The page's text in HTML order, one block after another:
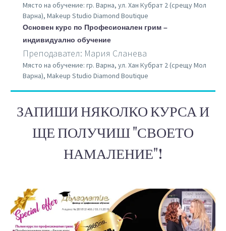
Място на обучение: гр. Варна, ул. Хан Кубрат 2 (срещу Мол
Варна), Makeup Studio Diamond Boutique
Основен курс по Професионален грим –
индивидуално обучение
Преподавател: Мария Сланева
Място на обучение: гр. Варна, ул. Хан Кубрат 2 (срещу Мол
Варна), Makeup Studio Diamond Boutique
ЗАПИШИ НЯКОЛКО КУРСА И
ЩЕ ПОЛУЧИШ "СВОЕТО
НАМАЛЕНИЕ"!